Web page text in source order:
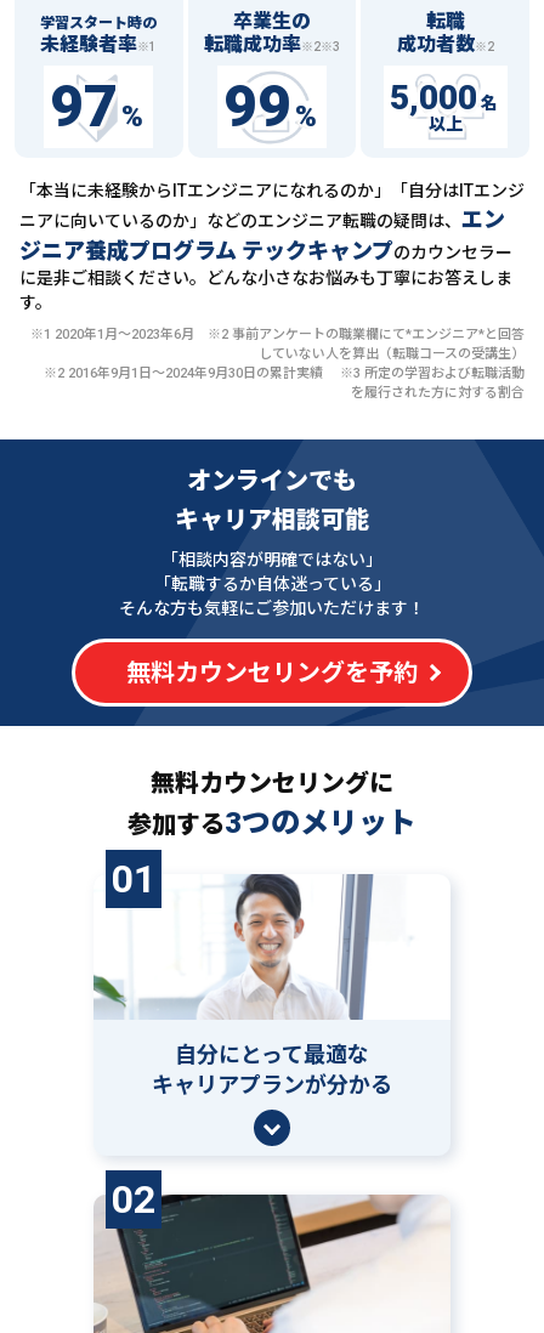
学習スタート時の
未経験者率※1
97%
卒業生の
転職成功率※2※3
99%
転職
成功者数※2
5,000 名
以上
「本当に未経験からITエンジニアになれるのか」「自分はITエンジ
ニアに向いているのか」などのエンジニア転職の疑問は、 エン
ジニア養成プログラム テックキャンプのカウンセラー
に是非ご相談ください。どんな小さなお悩みも丁寧にお答えしま
す。
※1 2020年1月〜2023年6月 ※2 事前アンケートの職業欄にて*エンジニア*と回答
していない人を算出（転職コースの受講生）
※2 2016年9月1日〜2024年9月30日の累計実績 ※3 所定の学習および転職活動
を履行された方に対する割合
オンラインでも
キャリア相談可能
「相談内容が明確ではない」
「転職するか自体迷っている」
そんな方も気軽にご参加いただけます！
無料カウンセリングを予約
無料カウンセリングに
参加する3つのメリット
01
自分にとって最適な
キャリアプランが分かる
02